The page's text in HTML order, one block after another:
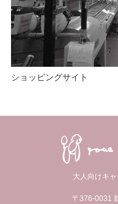
ショッピングサイト
大人向けキ
〒376-0031